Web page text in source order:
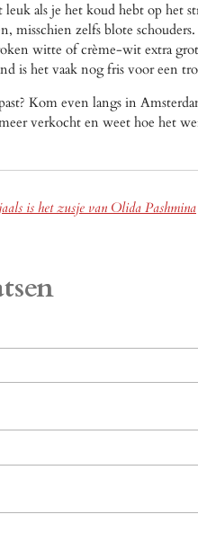
als je het koud hebt op het
misschien zelfs blote
witte of crème-wit extra
is het vaak nog fris voor een
Kom even langs in
verkocht en weet hoe het
is het zusje van Olida Pashmina